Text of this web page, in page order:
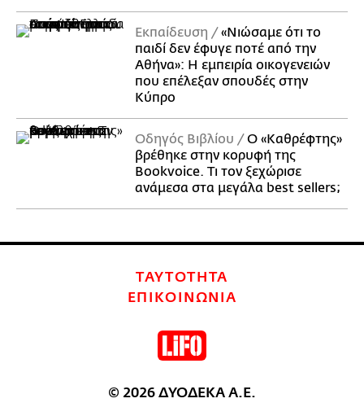
Εκπαίδευση
«Νιώσαμε ότι το
παιδί δεν έφυγε ποτέ από την
Αθήνα»: Η εμπειρία οικογενειών
που επέλεξαν σπουδές στην
Κύπρο
Οδηγός Βιβλίου
Ο «Καθρέφτης»
βρέθηκε στην κορυφή της
Bookvoice. Τι τον ξεχώρισε
ανάμεσα στα μεγάλα best sellers;
ΤΑΥΤΟΤΗΤΑ
ΕΠΙΚΟΙΝΩΝΙΑ
© 2026 ΔΥΟΔΕΚΑ Α.Ε.